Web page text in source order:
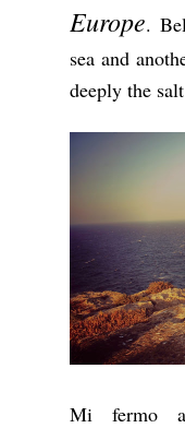
Europe.
sea and
deeply the
Mi fermo